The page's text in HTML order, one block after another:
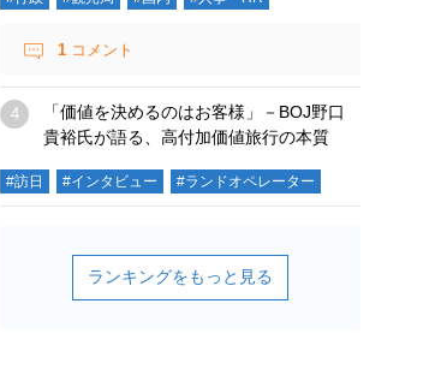
1 コメント
「価値を決めるのはお客様」－BOJ野口
貴裕氏が語る、高付加価値旅行の本質
#訪日 #インタビュー #ランドオペレーター